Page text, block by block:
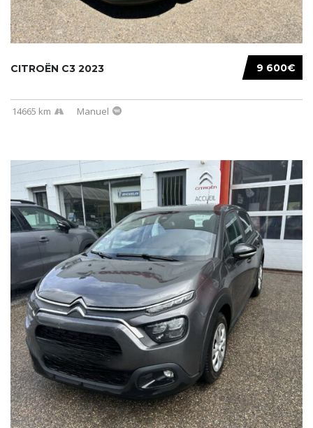
9 600€
CITROËN C3 2023
14665 km Manuel